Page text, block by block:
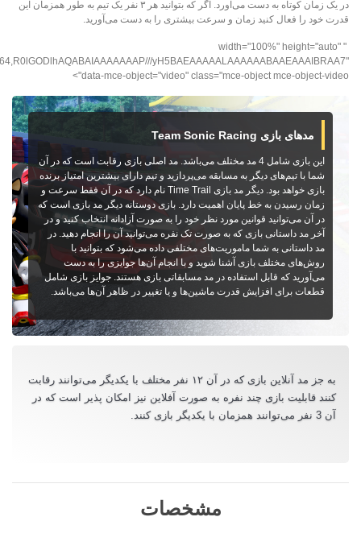
در یک زمان کوتاه به دست می‌آورد. اگر که بتوانید هر ۳ نفر یک تیم به طور همزمان این
قدرت خود را فعال کنید زمان و سرعت بیشتری را به دست می‌آورید.
" width="100%" height="auto"
yH5BAEAAAAALAAAAAABAAEAAAIBRAA7"
data-mce-object="video" class="mce-object mce-object-video">
مدهای بازی Team Sonic Racing
این بازی شامل 4 مد مختلف می‌باشد. مد اصلی بازی رقابت است که در آن
شما با تیم‌های دیگر به مسابقه می‌پردازید و تیم دارای بیشترین امتیاز برنده
بازی خواهد بود. دیگر مد بازی Time Trail نام دارد که در آن فقط سرعت و
زمان رسیدن به خط پایان اهمیت دارد. بازی دوستانه دیگر مد بازی است که
در آن می‌توانید قوانین مورد نظر خود را به صورت آزادانه انتخاب کنید و در
آخر مد داستانی بازی که به صورت تک نفره می‌توانید آن را انجام دهید. در
مد داستانی به شما ماموریت‌های مختلفی داده می‌شود که بتوانید با
روش‌های مختلف بازی آشنا شوید و با انجام آن‌ها جوایزی را به دست
می‌آورید که قابل استفاده در مد مسابقاتی بازی هستند. جوایز بازی شامل
قطعات برای افزایش قدرت ماشین‌ها و یا تغییر در ظاهر آن‌ها می‌باشد.
به جز مد آنلاین بازی که در آن ۱۲ نفر مختلف با یکدیگر می‌توانند رقابت
کنند قابلیت بازی چند نفره به صورت آفلاین نیز امکان پذیر است که در
آن 3 نفر می‌توانند همزمان با یکدیگر بازی کنند.
مشخصات